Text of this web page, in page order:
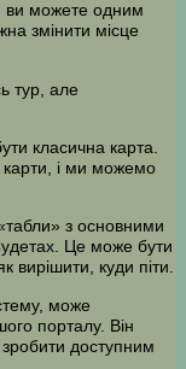
ви можете одним
змінити місце
тур, але
класична карта.
карти, і ми можемо
з основними
Це може бути
вирішити, куди піти.
може
порталу. Він
доступним